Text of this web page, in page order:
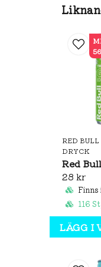
RED BULL
DRYCK
28 kr
116
LÄGG I